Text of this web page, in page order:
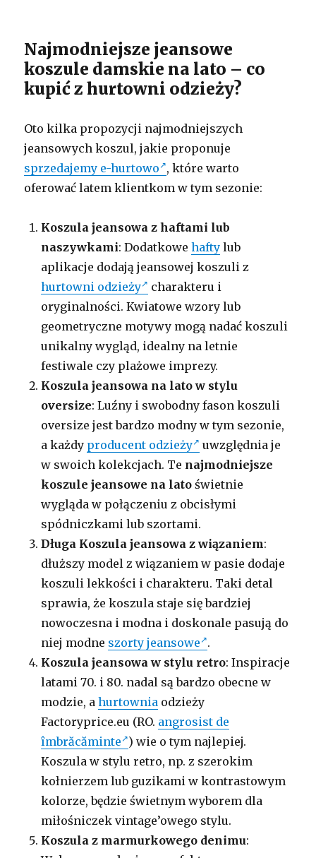
Najmodniejsze jeansowe
koszule damskie na lato – co
kupić z hurtowni odzieży?
Oto kilka propozycji najmodniejszych
jeansowych koszul, jakie proponuje
sprzedajemy e-hurtowo , które warto
oferować latem klientkom w tym sezonie:
Koszula jeansowa z haftami lub
naszywkami: Dodatkowehafty lub
aplikacje dodają jeansowej koszuli z
hurtowni odzieży
charakteru i
oryginalności. Kwiatowe wzory lub
geometryczne motywy mogą nadać koszuli
unikalny wygląd, idealny na letnie
festiwale czy plażowe imprezy.
Koszula jeansowa na lato w stylu
oversize: Luźny i swobodny fason koszuli
oversize jest bardzo modny w tym sezonie,
a każdy producent odzieży
uwzględnia je
w swoich kolekcjach. Te najmodniejsze
koszule jeansowe na latoświetnie
wygląda w połączeniu z obcisłymi
spódniczkami lub szortami.
Długa Koszula jeansowa z wiązaniem:
dłuższy model z wiązaniem w pasie dodaje
koszuli lekkości i charakteru. Taki detal
sprawia, że koszula staje się bardziej
nowoczesna i modna i doskonale pasują do
niej modne szorty jeansowe .
Koszula jeansowa w stylu retro: Inspiracje
latami 70. i 80. nadal są bardzo obecne w
modzie, ahurtownia odzieży
Factoryprice.eu (RO. angrosist de
îmbrăcăminte )wie o tym najlepiej.
Koszula w stylu retro, np. z szerokim
kołnierzem lub guzikami w kontrastowym
kolorze, będzie świetnym wyborem dla
miłośniczek vintage’owego stylu.
Koszula z marmurkowego denimu: